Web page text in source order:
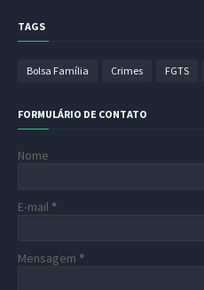
TAGS
Bolsa Família Crimes FGTS
FORMULÁRIO DE CONTATO
Nome
E-mail *
Mensagem *